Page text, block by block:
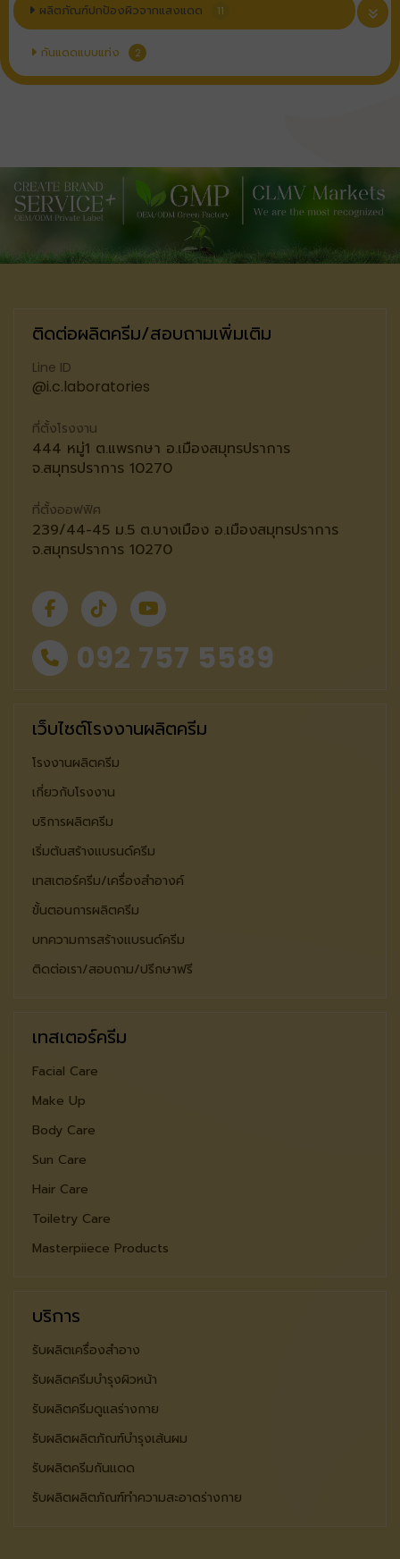
ผลิตภัณฑ์ปกป้องผิวจากแสงแดด 11
กันแดดแบบแท่ง 2
ติดต่อผลิตครีม/สอบถามเพิ่มเติม
Line ID
@i.c.laboratories
ที่ตั้งโรงงาน
444 หมู่1 ต.แพรกษา อ.เมืองสมุทรปราการ
จ.สมุทรปราการ 10270
ที่ตั้งออฟฟิศ
239/44-45 ม.5 ต.บางเมือง อ.เมืองสมุทรปราการ
จ.สมุทรปราการ 10270
092 757 5589
เว็บไซต์โรงงานผลิตครีม
โรงงานผลิตครีม
เกี่ยวกับโรงงาน
บริการผลิตครีม
เริ่มต้นสร้างแบรนด์ครีม
เทสเตอร์ครีม/เครื่องสำอางค์
ขั้นตอนการผลิตครีม
บทความการสร้างแบรนด์ครีม
ติดต่อเรา/สอบถาม/ปรีกษาฟรี
เทสเตอร์ครีม
Facial Care
Make Up
Body Care
Sun Care
Hair Care
Toiletry Care
Masterpiiece Products
บริการ
รับผลิตเครื่องสำอาง
รับผลิตครีมบำรุงผิวหน้า
รับผลิตครีมดูแลร่างกาย
รับผลิตผลิตภัณฑ์บำรุงเส้นผม
รับผลิตครีมกันแดด
รับผลิตผลิตภัณฑ์ทำความสะอาดร่างกาย